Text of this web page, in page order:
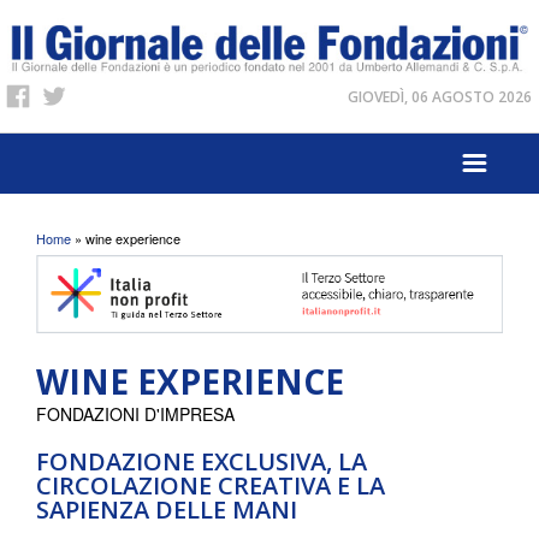
GIOVEDÌ, 06 AGOSTO 2026
Tu sei qui
Home » wine experience
WINE EXPERIENCE
FONDAZIONE EXCLUSIVA, LA
CIRCOLAZIONE CREATIVA E LA
SAPIENZA DELLE MANI
FONDAZIONI D'IMPRESA